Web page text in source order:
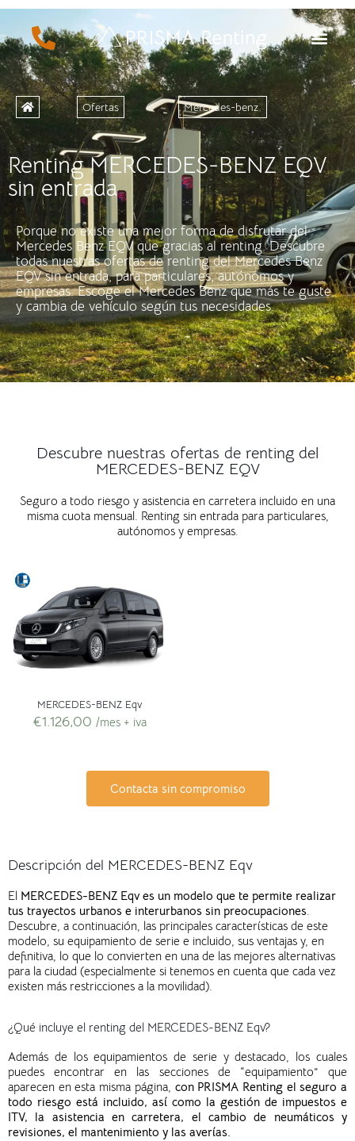
Ofertas Mercedes-benz
Renting MERCEDES-BENZ EQV
sin entrada
Porque no existe una mejor forma de disfrutar del
Mercedes Benz EQV que gracias al renting. Descubre
todas nuestras ofertas de renting del Mercedes Benz
EQV sin entrada, para particulares, autónomos y
empresas. Escoge el Mercedes Benz que más te guste,
y cambia de vehículo según tus necesidades.
Descubre nuestras ofertas de renting del
MERCEDES-BENZ EQV
Seguro a todo riesgo y asistencia en carretera incluido en una
misma cuota mensual. Renting sin entrada para particulares,
autónomos y empresas.
MERCEDES-BENZ Eqv
€1.126,00 /mes + iva
Contacta sin compromiso
Descripción del MERCEDES-BENZ Eqv
El MERCEDES-BENZ Eqv es un modelo que te permite realizar
tus trayectos urbanos e interurbanos sin preocupaciones.
Descubre, a continuación, las principales características de este
modelo, su equipamiento de serie e incluido, sus ventajas y, en
definitiva, lo que lo convierten en una de las mejores alternativas
para la ciudad (especialmente si tenemos en cuenta que cada vez
existen más restricciones a la movilidad).
¿Qué incluye el renting del MERCEDES-BENZ Eqv?
Además de losequipamientos de serie y destacado, los cuales
puedesencontraren las seccionesde “equipamiento” que
aparecen en esta misma página, con PRISMA Renting el seguro a
todo riesgo está incluido, así como la gestión de impuestos e
ITV, la asistencia en carretera, el cambio de neumáticos y
revisiones, el mantenimiento y las averías.